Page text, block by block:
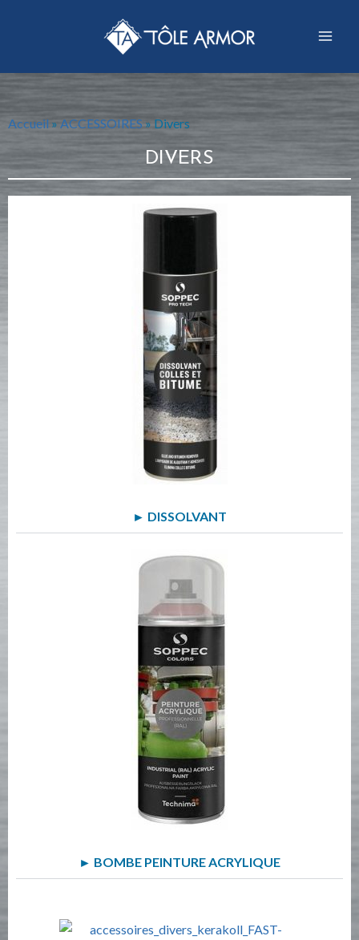
Accueil » ACCESSOIRES»Divers
DIVERS
► DISSOLVANT
► BOMBE PEINTURE ACRYLIQUE